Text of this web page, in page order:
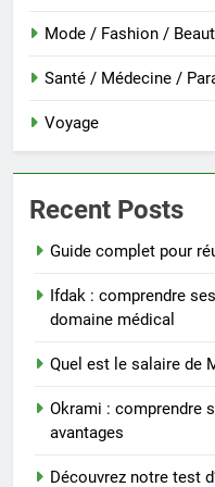
Mode / Fashion /
Santé / Médecine /
Voyage
Recent Posts
Guide complet pour
Ifdak : comprendre
domaine médical
Quel est le salaire de
Okrami : comprendre
avantages
Découvrez notre test